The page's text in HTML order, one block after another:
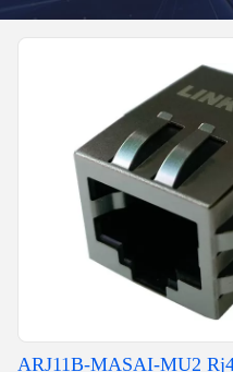
ARJ11B-MASAI-MU2 Rj45